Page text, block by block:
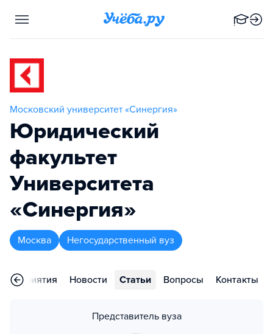
Московский университет «Синергия»
Юридический
факультет
Университета
«Синергия»
Москва Негосударственный вуз
Новости Статьи Вопросы Контакты
Представитель вуза